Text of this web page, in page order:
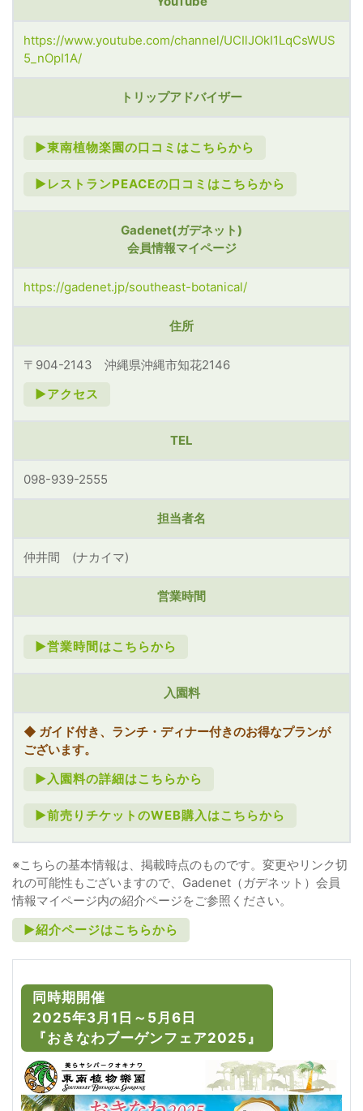
https://www.youtube.com/channel/UCIlJOkI1LqCsWUS
5_nOpI1A/
トリップアドバイザー
►東南植物楽園の口コミはこちらから
►レストランPEACEの口コミはこちらから
Gadenet(ガデネット)
会員情報マイページ
https://gadenet.jp/southeast-botanical/
住所
〒904-2143 沖縄県沖縄市知花2146
►アクセス
TEL
098-939-2555
担当者名
仲井間 (ナカイマ)
営業時間
►営業時間はこちらから
入園料
◆ ガイド付き、ランチ・ディナー付きのお得なプランが
ございます。
►入園料の詳細はこちらから
►前売りチケットのWEB購入はこちらから
※こちらの基本情報は、掲載時点のものです。変更やリンク切
れの可能性もございますので、Gadenet（ガデネット）会員
情報マイページ内の紹介ページをご参照ください。
►紹介ページはこちらから
同時期開催
2025年3月1日～5月6日
『おきなわブーゲンフェア2025』